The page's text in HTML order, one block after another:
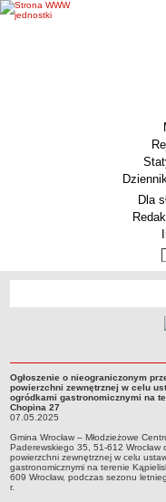
Menu
Dla
KSeF – wystawianie
Status prawny
Kierownictwo
Działalność
Ogłoszenie o nieograniczonym
powierzchni zewnętrznej w
ogródkami gastronomicznymi
Fryderyka Chopina 2707.05.2025
Ogłoszenie o nieograniczonym
powierzchni zewnętrznej w celu
ogródkami gastronomicznymi na
Chopina 27
07.05.2025
Gmina Wrocław – Młodzieżowe
Paderewskiego 35, 51-612
powierzchni zewnętrznej w celu
gastronomicznymi na terenie
609 Wrocław, podczas sezonu
r.